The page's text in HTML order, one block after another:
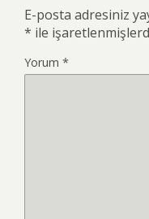
E-posta adresiniz
* ile
Yorum *